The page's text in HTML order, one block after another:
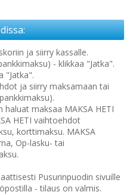
ja siirry kassalle.
- klikkaa "Jatka".
"Jatka".
ja siirry maksamaan tai
haluat maksaa MAKSA HETI
HETI vaihtoehdot
korttimaksu. MAKSA
Op-lasku- tai
Pusurinpuodin sivuille
- tilaus on valmis.